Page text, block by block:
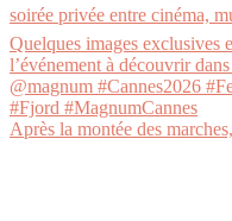
Après la montée des